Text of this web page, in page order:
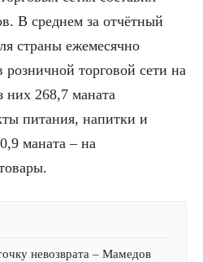
В среднем за отчётный
страны ежемесячно
торговой сети на
них 268,7 маната
питания, напитки и
маната – на
невозврата – Мамедов